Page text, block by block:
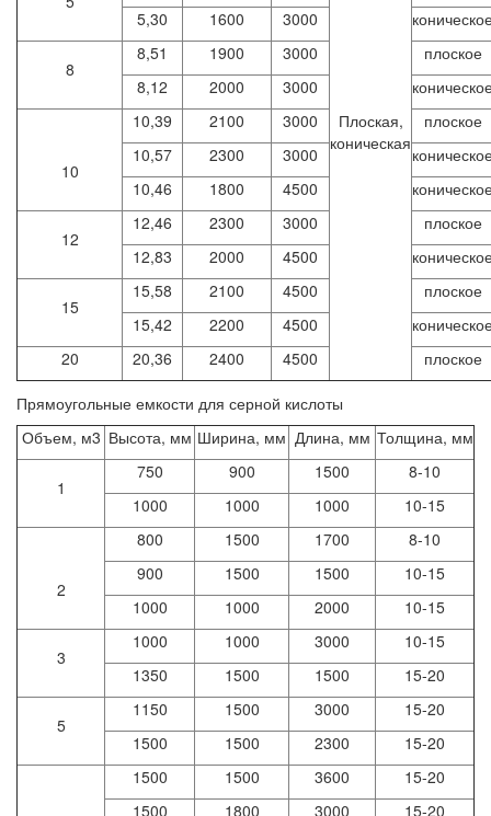
Плоская,
коническая
5,30
1600 3000
8
8,51 1900 3000
плоское
8,12
2000 3000
10
10,39 2100 3000
плоское
10,57
2300 3000
10,46
1800 4500
12
12,46 2300 3000
плоское
12,83
2000 4500
15
15,58 2100 4500
плоское
15,42
2200 4500
20
20,36 2400 4500 плоское
Прямоугольные емкости для серной кислоты
Объем, м3 Высота, мм Ширина, мм Длина, мм Толщина, мм
1
750 900 1500
8-10
1000
1000 1000 10-15
2
800 1500 1700
8-10
900
1500 1500
10-15
1000
1000 2000 10-15
3
1000 1000 3000
10-15
1350
1500 1500 15-20
5
1150 1500 3000
15-20
1500
1500 2300
15-20
1500
1500 3600
15-20
1500
1800 3000 15-20